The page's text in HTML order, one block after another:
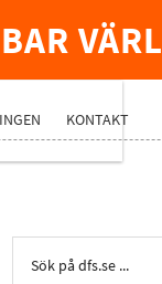
KONTAKT